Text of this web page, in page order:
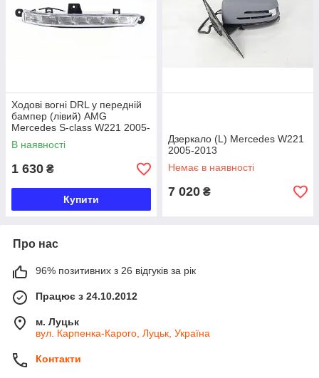
Ходові вогні DRL у передній
бампер (лівий) AMG
Mercedes S-class W221 2005-
2013
В наявності
1 630 ₴
Купити
Дзеркало (L) Mercedes W221
2005-2013
Немає в наявності
7 020 ₴
Про нас
96% позитивних з 26 відгуків за рік
Працює з 24.10.2012
м. Луцьк
вул. Карпенка-Карого, Луцьк, Україна
Контакти